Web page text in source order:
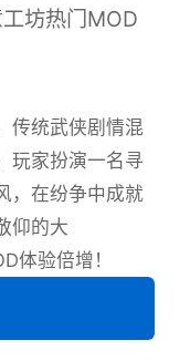
坊热门MOD
传统武侠剧情混
玩家扮演一名寻
，在纷争中成就
仰的大
体验倍增！